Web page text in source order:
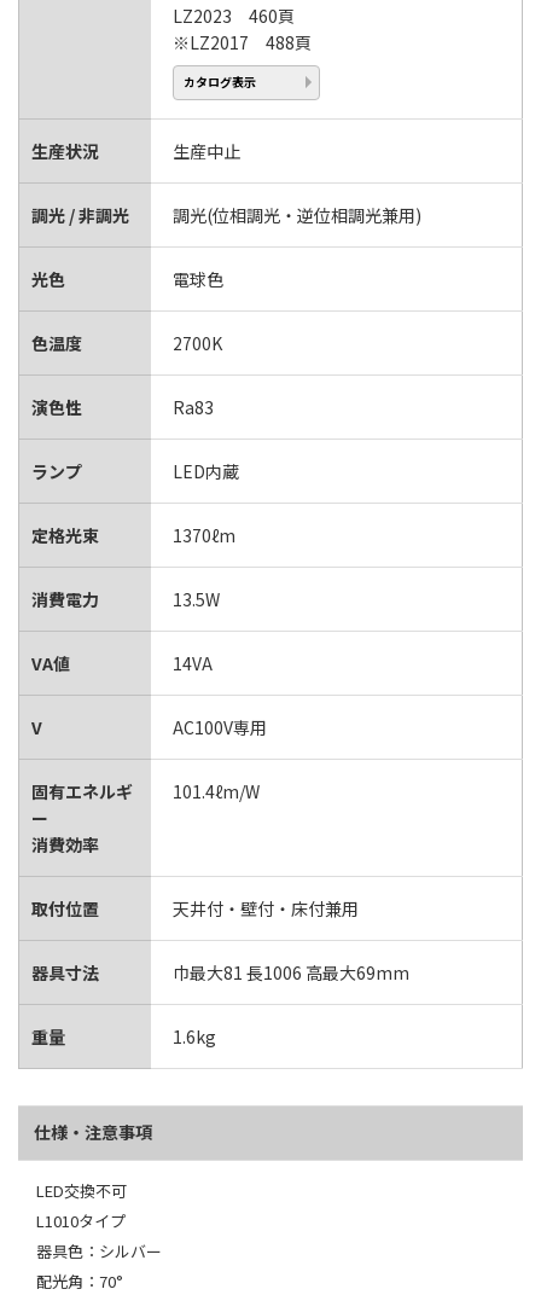
LZ2023 460頁
※LZ2017 488頁
カタログ表示
生産状況 生産中止
調光 / 非調光 調光(位相調光・逆位相調光兼用)
光色 電球色
色温度 2700K
演色性 Ra83
ランプ LED内蔵
定格光束 1370ℓm
消費電力 13.5W
VA値 14VA
V AC100V専用
固有エネルギ
ー
消費効率
101.4ℓm/W
取付位置 天井付・壁付・床付兼用
器具寸法 巾最大81 長1006 高最大69mm
重量 1.6kg
仕様・注意事項
LED交換不可
L1010タイプ
器具色：シルバー
配光角：70°